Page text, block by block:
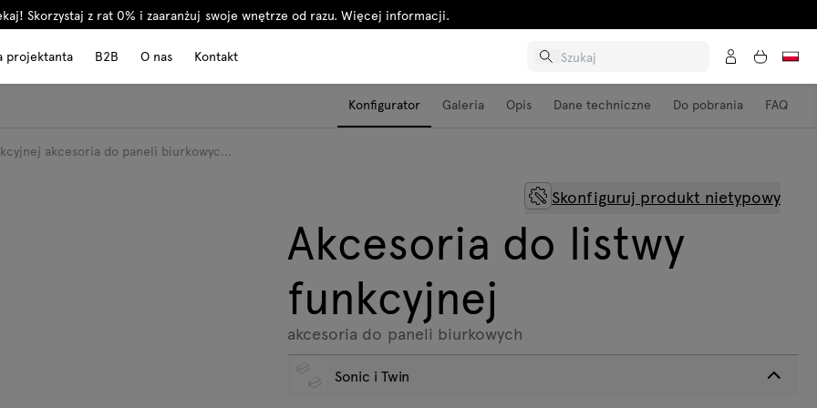
Skorzystaj z rat 0% i zaaranżuj swoje wnętrze od razu. Więcej informacji.
projektanta B2B O nas Kontakt
Konfigurator Galeria Opis Dane techniczne Do pobrania FAQ
akcesoria do paneli biurkowyc...
Skonfiguruj produkt nietypowy
akcesoria do paneli biurkowych
Akcesoria do listwy
funkcyjnej
Sonic i Twin